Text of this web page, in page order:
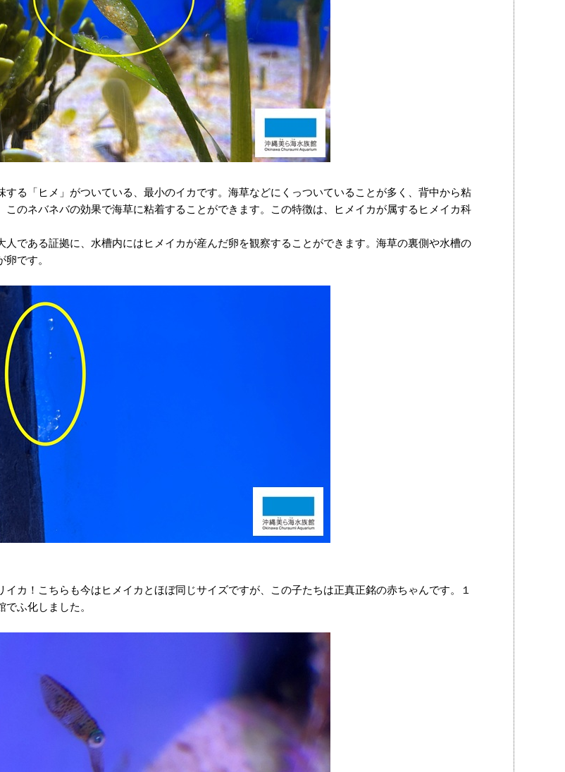
する「ヒメ」がついている、最小のイカです。海草などにくっついていることが多く、背中から粘
このネバネバの効果で海草に粘着することができます。この特徴は、ヒメイカが属するヒメイカ科
人である証拠に、水槽内にはヒメイカが産んだ卵を観察することができます。海草の裏側や水槽の
です。
イカ！こちらも今はヒメイカとほぼ同じサイズですが、この子たちは正真正銘の赤ちゃんです。１
ふ化しました。